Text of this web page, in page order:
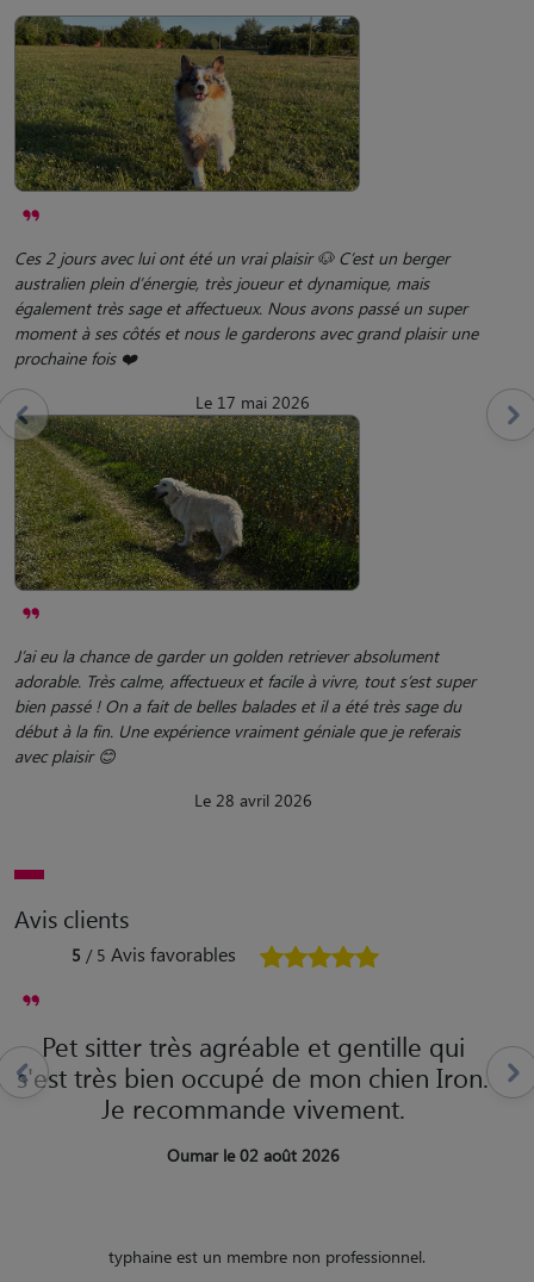
Ces 2 jours avec lui ont été un vrai plaisir 🐶 C’est un berger
australien plein d’énergie, très joueur et dynamique, mais
également très sage et affectueux. Nous avons passé un super
moment à ses côtés et nous le garderons avec grand plaisir une
prochaine fois ❤️
Le 17 mai 2026
J’ai eu la chance de garder un golden retriever absolument
adorable. Très calme, affectueux et facile à vivre, tout s’est super
bien passé ! On a fait de belles balades et il a été très sage du
début à la fin. Une expérience vraiment géniale que je referais
avec plaisir 😊
Le 28 avril 2026
Avis clients
5 / 5 Avis favorables
Pet sitter très agréable et gentille qui
s'est très bien occupé de mon chien Iron.
Je recommande vivement.
Oumar le 02 août 2026
typhaine est un membre non professionnel.